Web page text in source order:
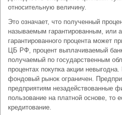
относительную величину.
Это означает, что полученный
называемым гарантированным, или
гарантированного процента может
ЦБ РФ, процент выплачиваемый
получаемый по государственным
процентах покупка акции
фондовый рынок ограничен.
предприятиям незадействованные
пользование на платной основе, то
кредитование.